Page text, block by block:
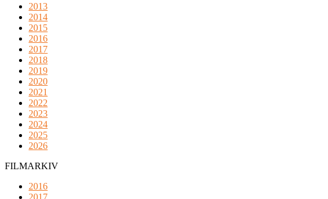
2013
2014
2015
2016
2017
2018
2019
2020
2021
2022
2023
2024
2025
2026
FILMARKIV
2016
2017